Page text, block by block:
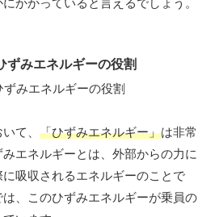
ずみエネルギーの役割
て、 「ひずみエネルギー」は非常
エネルギーとは、外部からの力に
吸収されるエネルギーのことで
、このひずみエネルギーが乗員の